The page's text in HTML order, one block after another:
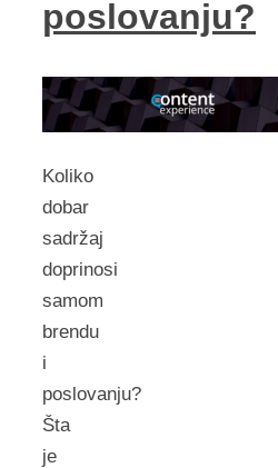
poslovanju?
Koliko
dobar
sadržaj
doprinosi
samom
brendu
i
poslovanju?
Šta
je